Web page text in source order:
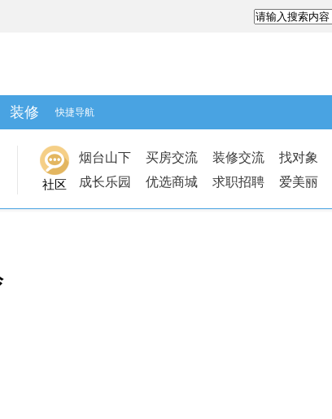
装修 快捷导航
社区
烟台山下 买房交流 装修交流 找对象
成长乐园
优选商城 求职招聘 爱美丽